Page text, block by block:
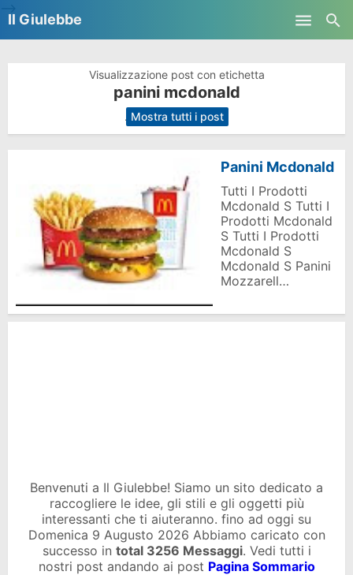
Il Giulebbe
Visualizzazione post con etichetta
panini mcdonald
. Mostra tutti i post
Panini Mcdonald
Tutti I Prodotti
Mcdonald S Tutti I
Prodotti Mcdonald
S Tutti I Prodotti
Mcdonald S
Mcdonald S Panini
Mozzarell…
Benvenuti a Il Giulebbe! Siamo un sito dedicato a
raccogliere le idee, gli stili e gli oggetti più
interessanti che ti aiuteranno. fino ad oggi su
Domenica 9 Augusto 2026 Abbiamo caricato con
successo in total 3256 Messaggi. Vedi tutti i
nostri post andando ai post Pagina Sommario